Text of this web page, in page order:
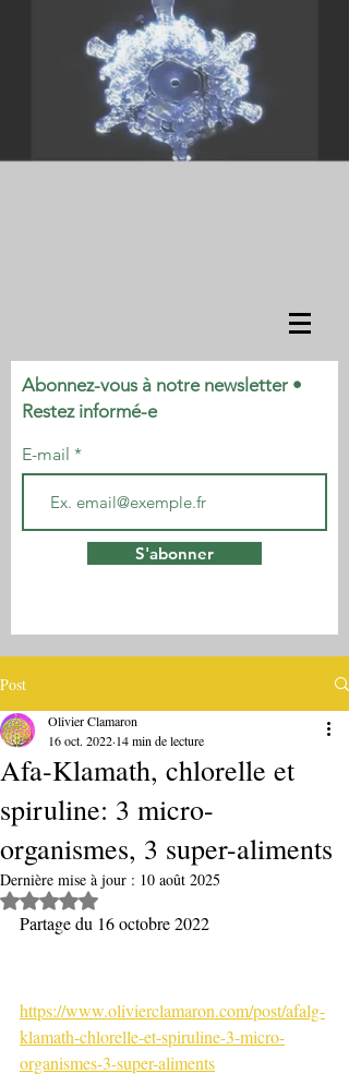
Abonnez-vous à notre newsletter •
Restez informé-e
E-mail
S'abonner
Post
Afa-Klamath, chlorelle et
spiruline: 3 micro-
organismes, 3 super-aliments
Olivier Clamaron
16 oct. 2022 14 min de lecture
Dernière mise à jour : 10 août 2025
Noté NaN étoiles sur 5.
Partage du 16 octobre 2022
https://www.olivierclamaron.com/post/afalg-
klamath-chlorelle-et-spiruline-3-micro-
organismes-3-super-aliments